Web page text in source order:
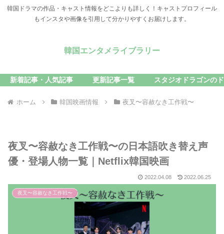
韓国ドラマの作品・キャスト情報をどこよりも詳しく！キャストプロフィール
もインスタや画像を引用して分かりやすくお届けします。
韓国エンタメライブラリー
新着記事・人気記事 更新記事一覧 スタジオドラゴンの
ホーム 韓国映画情報 夜叉〜容赦なき工作戦〜
夜叉〜容赦なき工作戦〜の日本語吹き替え声
優・登場人物一覧｜Netflix韓国映画
2022.04.08 2022.06.25
夜叉〜容赦なき工作戦〜